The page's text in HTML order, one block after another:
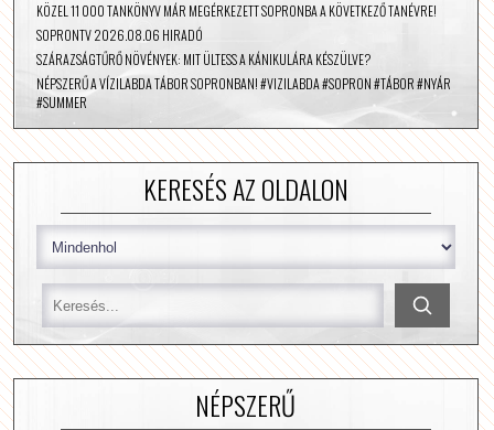
KÖZEL 11 000 TANKÖNYV MÁR MEGÉRKEZETT SOPRONBA A KÖVETKEZŐ TANÉVRE!
SOPRONTV 2026.08.06 HIRADÓ
SZÁRAZSÁGTŰRŐ NÖVÉNYEK: MIT ÜLTESS A KÁNIKULÁRA KÉSZÜLVE?
NÉPSZERŰ A VÍZILABDA TÁBOR SOPRONBAN! #VIZILABDA #SOPRON #TÁBOR #NYÁR
#SUMMER
KERESÉS AZ OLDALON
NÉPSZERŰ